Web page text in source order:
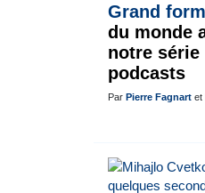
Grand
du monde
notre série
podcasts
Par Pierre Fagnartet